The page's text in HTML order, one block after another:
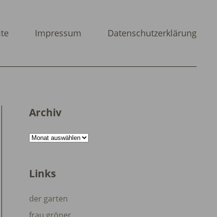
Impressum Datenschutzerklärung
Archiv
Archiv
Links
der garten